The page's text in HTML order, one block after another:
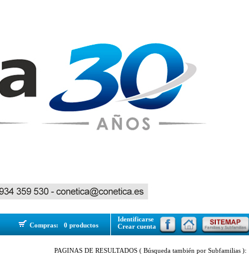
Compras: 0 productos
Identificarse
Crear cuenta
PAGINAS DE RESULTADOS ( Búsqueda también por Subfamilias ):